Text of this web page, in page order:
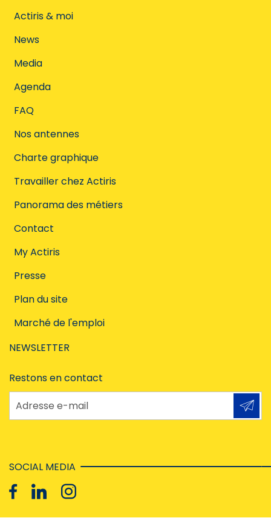
Actiris & moi
News
Media
Agenda
FAQ
Nos antennes
Charte graphique
Travailler chez Actiris
Panorama des métiers
Contact
My Actiris
Presse
Plan du site
Marché de l'emploi
NEWSLETTER
Restons en contact
Adresse e-mail
SOCIAL MEDIA